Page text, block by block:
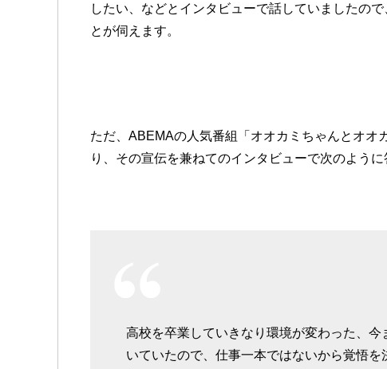
したい、などとインタビューで話していましたの
とが伺えます。
ただ、ABEMAの人気番組「オオカミちゃんとオオ
り、その宣伝を兼ねてのインタビューで次のように
高校を卒業していきなり環境が変わった、
いていたので、仕事一本ではないから覚悟